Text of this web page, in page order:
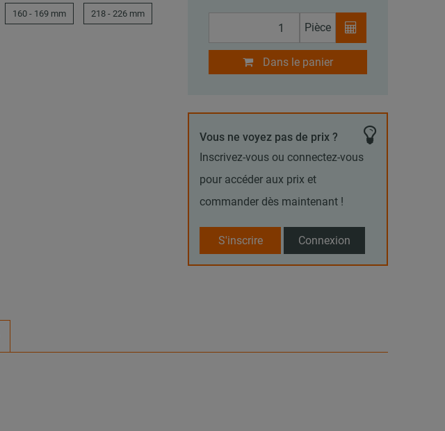
160 - 169 mm 218 - 226 mm
Pièce
Dans le panier
Vous ne voyez pas de prix ?
Inscrivez-vous ou connectez-vous
pour accéder aux prix et
commander dès maintenant !
S'inscrire Connexion